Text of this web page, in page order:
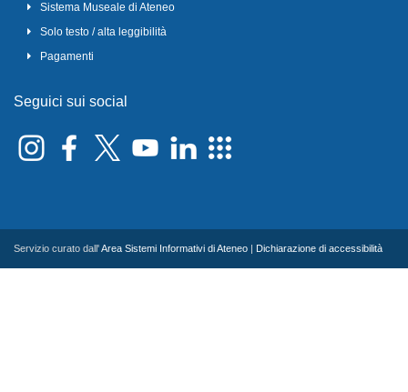
Sistema Museale di Ateneo
Solo testo / alta leggibilità
Pagamenti
Seguici sui social
Servizio curato dall'Area Sistemi Informativi di Ateneo Dichiarazione di accessibilità